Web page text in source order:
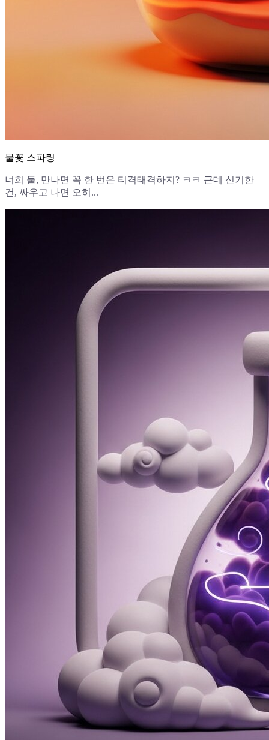
불꽃 스파링
너희 둘, 만나면 꼭 한 번은 티격태격하지? ㅋㅋ 근데 신기한
건, 싸우고 나면 오히...